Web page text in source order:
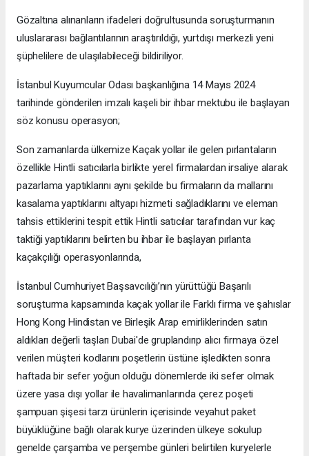
Gözaltına alınanların ifadeleri doğrultusunda soruşturmanın
uluslararası bağlantılarının araştırıldığı, yurtdışı merkezli yeni
şüphelilere de ulaşılabileceği bildiriliyor.
İstanbul Kuyumcular Odası başkanlığına 14 Mayıs 2024
tarihinde gönderilen imzalı kaşeli bir ihbar mektubu ile başlayan
söz konusu operasyon;
Son zamanlarda ülkemize Kaçak yollar ile gelen pırlantaların
özellikle Hintli satıcılarla birlikte yerel firmalardan irsaliye alarak
pazarlama yaptıklarını aynı şekilde bu firmaların da mallarını
kasalama yaptıklarını altyapı hizmeti sağladıklarını ve eleman
tahsis ettiklerini tespit ettik Hintli satıcılar tarafından vur kaç
taktiği yaptıklarını belirten bu ihbar ile başlayan pırlanta
kaçakçılığı operasyonlarında,
İstanbul Cumhuriyet Başsavcılığı’nın yürüttüğü Başarılı
soruşturma kapsamında kaçak yollar ile Farklı firma ve şahıslar
Hong Kong Hindistan ve Birleşik Arap emirliklerinden satın
aldıkları değerli taşları Dubai'de gruplandırıp alıcı firmaya özel
verilen müşteri kodlarını poşetlerin üstüne işledikten sonra
haftada bir sefer yoğun olduğu dönemlerde iki sefer olmak
üzere yasa dışı yollar ile havalimanlarında çerez poşeti
şampuan şişesi tarzı ürünlerin içerisinde veyahut paket
büyüklüğüne bağlı olarak kurye üzerinden ülkeye sokulup
genelde çarşamba ve perşembe günleri belirtilen kuryelerle